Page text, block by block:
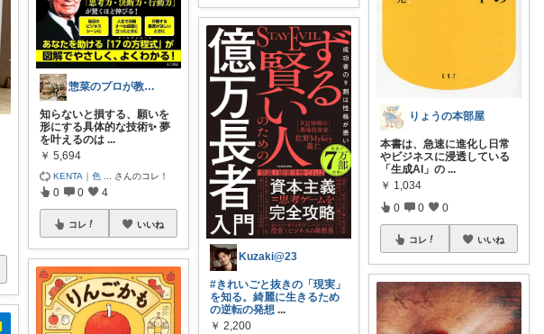
惣菜のプロが教える！映えるキッチングッズ
知らないと損する、願いを
形にする具体的な技術✨ 夢
を叶えるのは ...
￥ 5,694
KENTA｜色 さんのコレ！
0 0 4
コレ いいね
Kuzaki@23
#きれいごと抜きの「現実」
を知る。綺麗に生きるため
の逆転の発想 ...
￥ 2,200
りょうの本部屋
本書は、急速に進化し日常
やビジネスに浸透している
「生成AI」の ...
￥ 1,034
0 0 0
コレ いいね